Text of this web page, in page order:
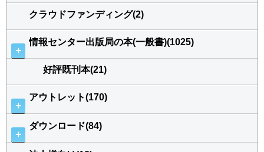
クラウドファンディング(2)
＋
情報センター出版局の本(一般書)(1025)
好評既刊本(21)
＋
アウトレット(170)
＋
ダウンロード(84)